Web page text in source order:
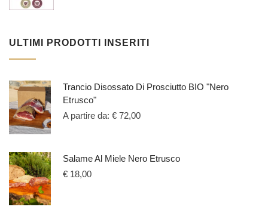
ULTIMI PRODOTTI INSERITI
Trancio Disossato Di Prosciutto BIO "Nero
Etrusco"
A partire da: € 72,00
Salame Al Miele Nero Etrusco
€ 18,00